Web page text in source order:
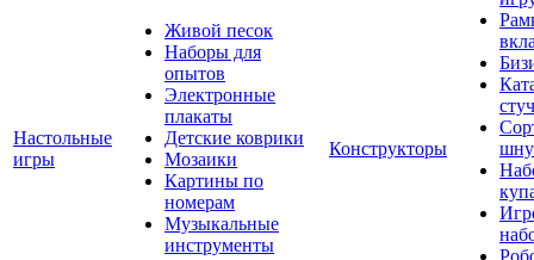
Настольные
игры
Живой песок
Наборы для
опытов
Электронные
плакаты
Детские коврики
Мозаики
Картины по
номерам
Музыкальные
инструменты
Конструкторы